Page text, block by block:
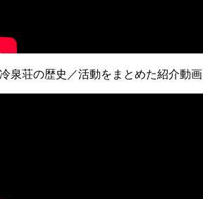
泉荘の歴史／活動をまとめた紹介動画